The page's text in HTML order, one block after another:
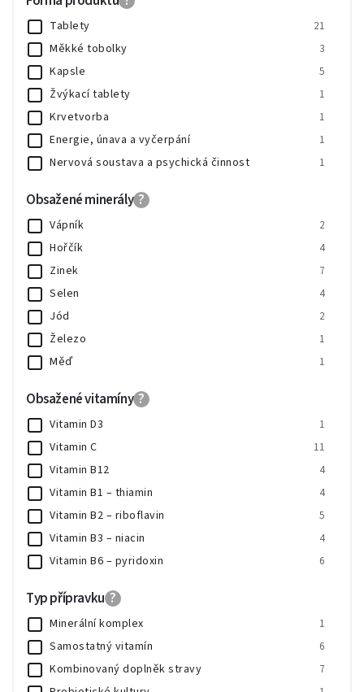
Tablety 21
Měkké tobolky 3
Kapsle 5
Žvýkací tablety 1
Krvetvorba 1
Energie, únava a vyčerpání 1
Nervová soustava a psychická činnost 1
Těhotenství a období před početím
Obsažené minerály ?
Vápník 2
Hořčík 4
Zinek 7
Selen 4
Jód 2
Železo 1
Měď 1
Obsažené vitamíny ?
Vitamin D3 1
Vitamin C 11
Vitamin B12 4
Vitamin B1 – thiamin 4
Vitamin B2 – riboflavin 5
Vitamin B3 – niacin 4
Vitamin B6 – pyridoxin 6
B-komplex
Vitamin B5 – kyselina pantothenová 3
Biotin 4
Vitamin B9 – kyselina listová 5
Typ přípravku ?
Minerální komplex 1
Samostatný vitamín 6
Kombinovaný doplněk stravy 7